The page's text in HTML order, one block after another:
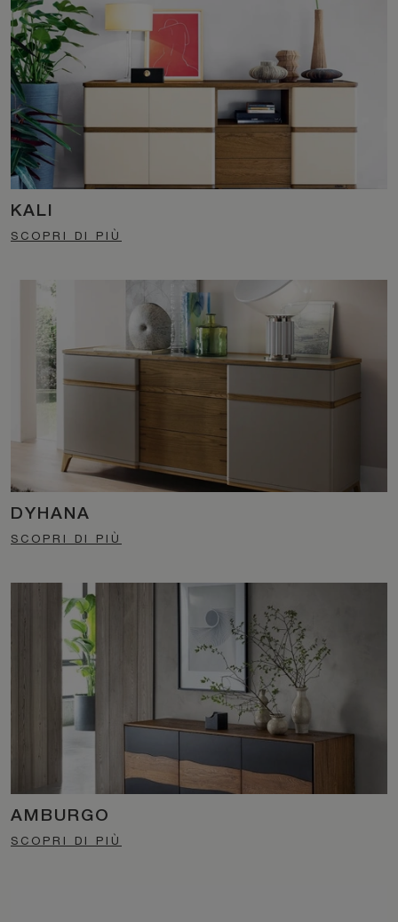
KALI
SCOPRI DI PIÙ
DYHANA
SCOPRI DI PIÙ
AMBURGO
SCOPRI DI PIÙ